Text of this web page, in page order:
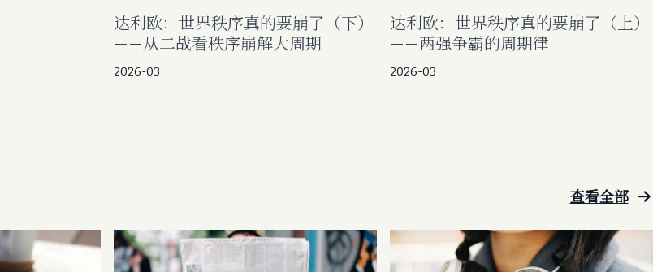
达利欧：世界秩序真的要崩了（下）
——从二战看秩序崩解大周期
2026-03
达利欧：世界秩序真的要崩了（上）
——两强争霸的周期律
2026-03
查看全部